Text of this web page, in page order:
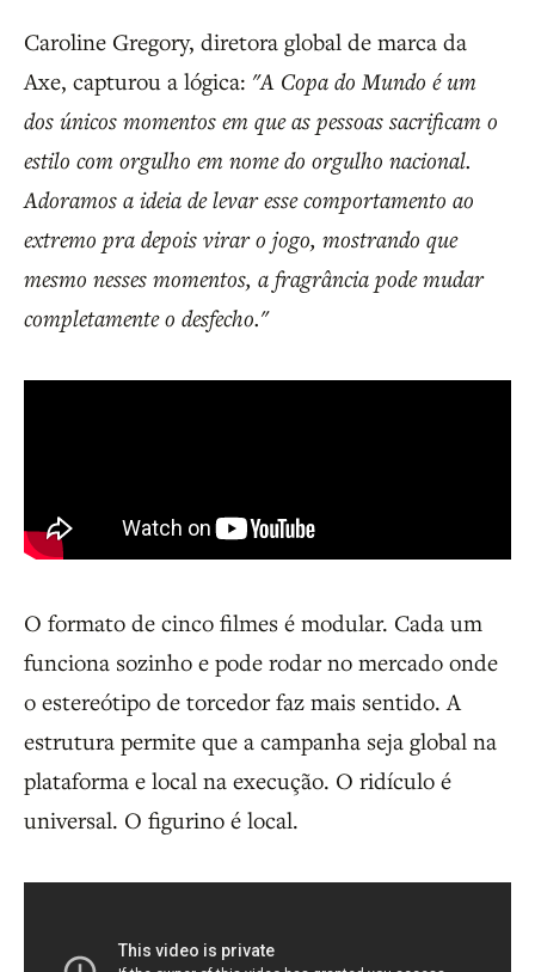
Caroline Gregory, diretora global de marca da
Axe, capturou a lógica: "A Copa do Mundo é um
dos únicos momentos em que as pessoas sacrificam o
estilo com orgulho em nome do orgulho nacional.
Adoramos a ideia de levar esse comportamento ao
extremo pra depois virar o jogo, mostrando que
mesmo nesses momentos, a fragrância pode mudar
completamente o desfecho."
O formato de cinco filmes é modular. Cada um
funciona sozinho e pode rodar no mercado onde
o estereótipo de torcedor faz mais sentido. A
estrutura permite que a campanha seja global na
plataforma e local na execução. O ridículo é
universal. O figurino é local.